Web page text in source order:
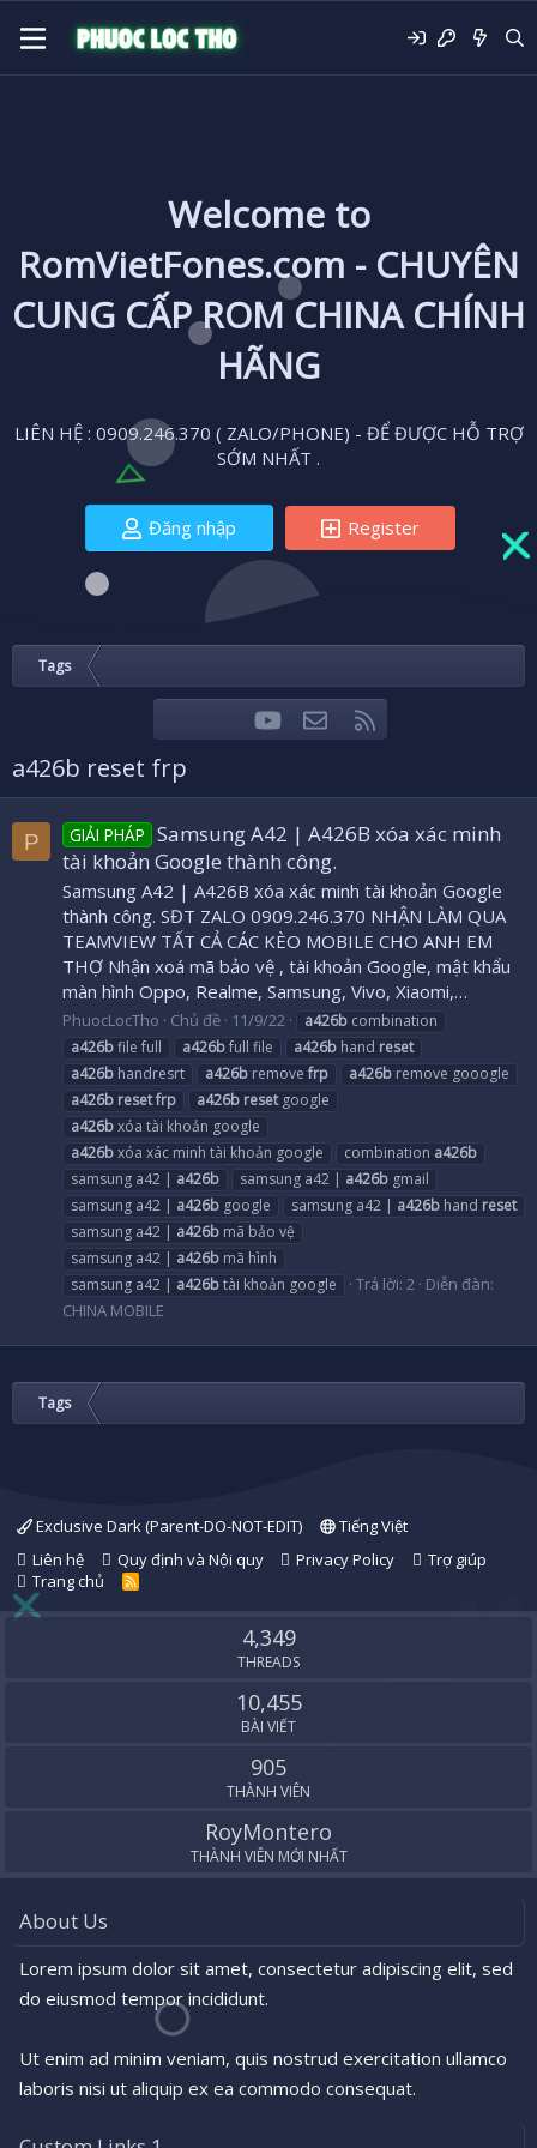
Welcome to
RomVietFones.com - CHUYÊN
CUNG CẤP ROM CHINA CHÍNH
HÃNG
LIÊN HỆ : 0909.246.370 ( ZALO/PHONE) - ĐỂ ĐƯỢC HỖ TRỢ
SỚM NHẤT .
Đăng nhập Register
Tags
FacebookTwitteryoutubeLiên hệ
a426b reset frp
P GIẢI PHÁP Samsung A42 | A426B xóa xác minh
tài khoản Google thành công.
Samsung A42 | A426B xóa xác minh tài khoản Google
thành công. SĐT ZALO 0909.246.370 NHẬN LÀM QUA
TEAMVIEW TẤT CẢ CÁC KÈO MOBILE CHO ANH EM
THỢ Nhận xoá mã bảo vệ , tài khoản Google, mật khẩu
màn hình Oppo, Realme, Samsung, Vivo, Xiaomi,…
PhuocLocTho Chủ đề 11/9/22 a426b combination
a426bfile full a426bfull file a426b hand reset
a426b handresrt a426b removefrp a426b remove gooogle
a426b resetfrp a426b resetgoogle
a426bxóa tài khoản google
a426bxóa xác minh tài khoản google combination a426b
samsung a42 | a426b samsung a42 | a426b gmail
samsung a42 | a426b google samsung a42 | a426b hand reset
samsung a42 | a426b mã bảo vệ
samsung a42 | a426b mã hình
samsung a42 | a426btài khoản google Trả lời: 2 Diễn đàn:
CHINA MOBILE
Tags
Exclusive Dark (Parent-DO-NOT-EDIT)
Tiếng Việt
Liên hệ
Quy định và Nội quy Privacy Policy
Trợ giúp
Trang chủ
R
S
4,349
THREADS
10,455
BÀI VIẾT
905
THÀNH VIÊN
RoyMontero
THÀNH VIÊN MỚI NHẤT
About Us
Lorem ipsum dolor sit amet, consectetur adipiscing elit, sed
do eiusmod tempor incididunt.
Ut enim ad minim veniam, quis nostrud exercitation ullamco
laboris nisi ut aliquip ex ea commodo consequat.